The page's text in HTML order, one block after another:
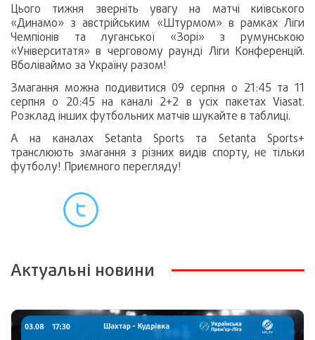
Цього тижня зверніть увагу на матчі київського
«Динамо» з австрійським «Штурмом» в рамках Ліги
Чемпіонів та луганської «Зорі» з румунською
«Університатя» в черговому раунді Ліги Конференцій.
Вболіваймо за Україну разом!
Змагання можна подивитися 09 серпня о 21:45 та 11
серпня о 20:45 на каналі 2+2 в усіх пакетах Viasat.
Розклад інших футбольних матчів шукайте в таблиці.
А на каналах Setanta Sports та Setanta Sports+
транслюють змагання з різних видів спорту, не тільки
футболу! Приємного перегляду!
Актуальні новини